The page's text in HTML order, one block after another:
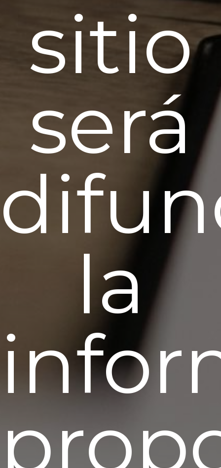
sitio
será
la